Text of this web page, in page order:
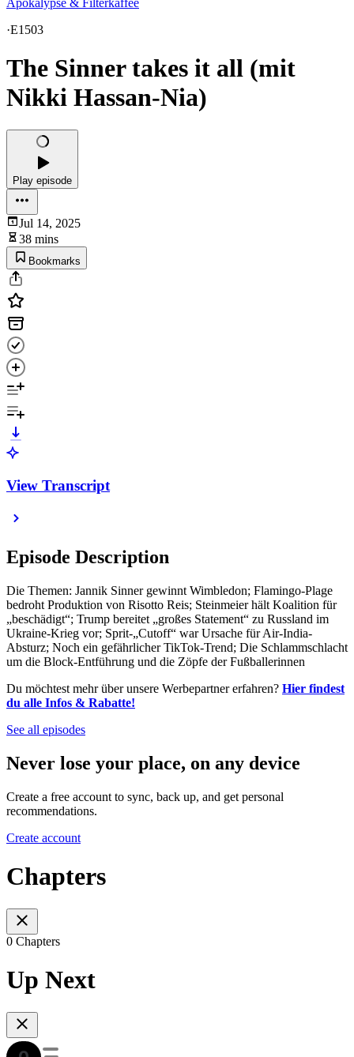
Apokalypse & Filterkaffee
·E1503
The Sinner takes it all (mit
Nikki Hassan-Nia)
Play episode
Jul 14, 2025
38 mins
Bookmarks
View Transcript
Episode Description
Die Themen: Jannik Sinner gewinnt Wimbledon; Flamingo-Plage
bedroht Produktion von Risotto Reis; Steinmeier hält Koalition für
„beschädigt“; Trump bereitet „großes Statement“ zu Russland im
Ukraine-Krieg vor; Sprit-„Cutoff“ war Ursache für Air-India-
Absturz; Noch ein gefährlicher TikTok-Trend; Die Schlammschlacht
um die Block-Entführung und die Zöpfe der Fußballerinnen
Du möchtest mehr über unsere Werbepartner erfahren? Hier findest
du alle Infos & Rabatte!
See all episodes
Never lose your place, on any device
Create a free account to sync, back up, and get personal
recommendations.
Create account
Chapters
0 Chapters
Up Next